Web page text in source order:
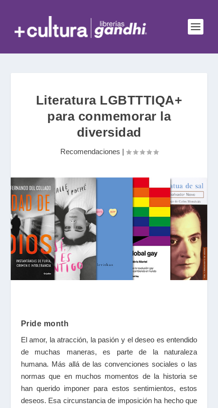
Literatura LGBTTTIQA+
para conmemorar la
diversidad
Recomendaciones |
Pride month
El amor, la atracción, la pasión y el deseo es entendido
de muchas maneras, es parte de la naturaleza
humana. Más allá de las convenciones sociales o las
normas que en muchos momentos de la historia se
han querido imponer para estos sentimientos, estos
deseos. Esa circunstancia de imposición ha hecho que